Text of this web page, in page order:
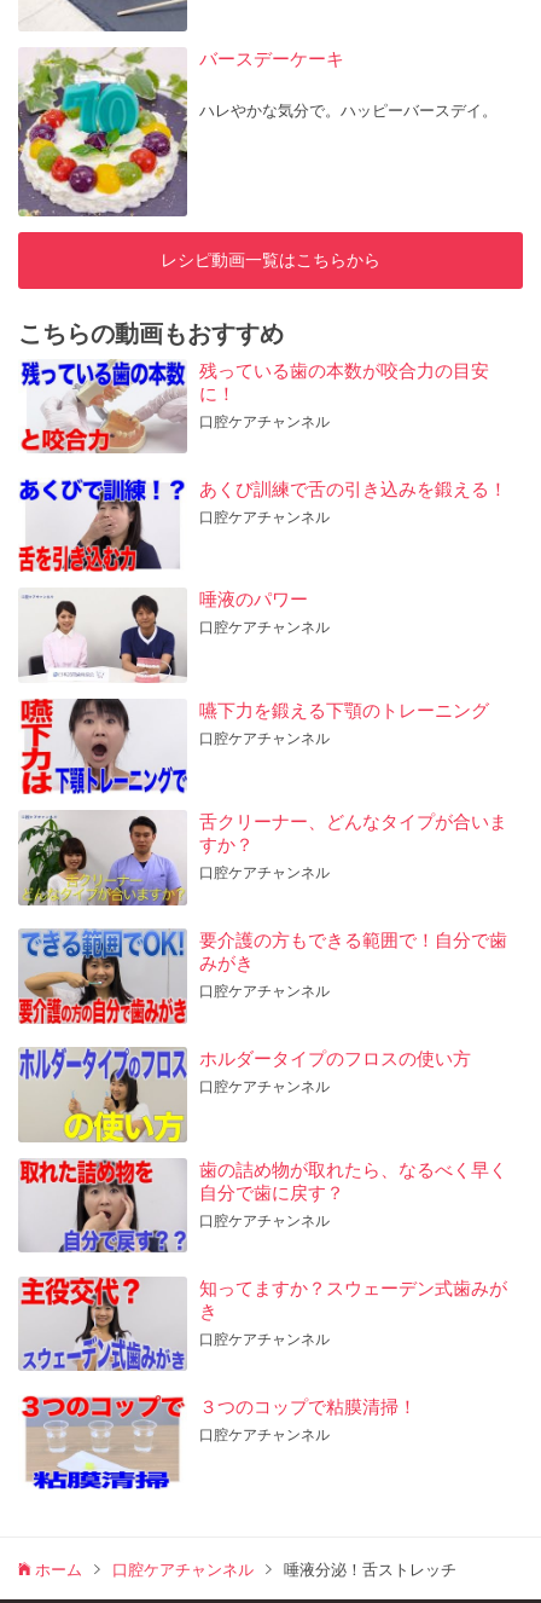
バースデーケーキ
ハレやかな気分で。ハッピーバースデイ。
レシピ動画一覧はこちらから
こちらの動画もおすすめ
残っている歯の本数が咬合力の目安
に！
口腔ケアチャンネル
あくび訓練で舌の引き込みを鍛える！
口腔ケアチャンネル
唾液のパワー
口腔ケアチャンネル
嚥下力を鍛える下顎のトレーニング
口腔ケアチャンネル
舌クリーナー、どんなタイプが合いま
すか？
口腔ケアチャンネル
要介護の方もできる範囲で！自分で歯
みがき
口腔ケアチャンネル
ホルダータイプのフロスの使い方
口腔ケアチャンネル
歯の詰め物が取れたら、なるべく早く
自分で歯に戻す？
口腔ケアチャンネル
知ってますか？スウェーデン式歯みが
き
口腔ケアチャンネル
３つのコップで粘膜清掃！
口腔ケアチャンネル
ホーム 口腔ケアチャンネル 唾液分泌！舌ストレッチ